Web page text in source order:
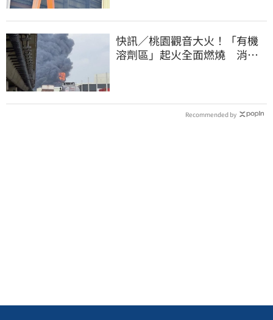
快訊／桃園觀音大火！「有機
溶劑區」起火全面燃燒 消
Recommended by